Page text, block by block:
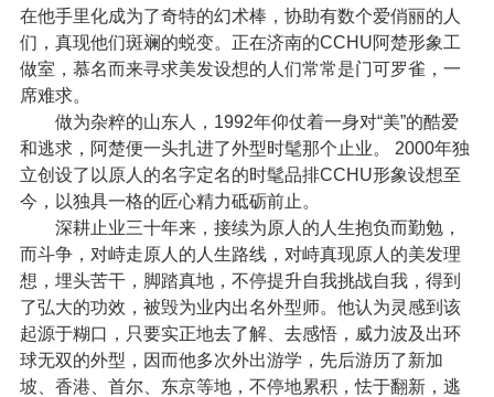
在他手里化成为了奇特的幻术棒，协助有数个爱俏丽的人
们，真现他们斑斓的蜕变。正在济南的CCHU阿楚形象工
做室，慕名而来寻求美发设想的人们常常是门可罗雀，一
席难求。
做为杂粹的山东人，1992年仰仗着一身对“美”的酷爱
和逃求，阿楚便一头扎进了外型时髦那个止业。 2000年独
立创设了以原人的名字定名的时髦品排CCHU形象设想至
今，以独具一格的匠心精力砥砺前止。
深耕止业三十年来，接续为原人的人生抱负而勤勉，
而斗争，对峙走原人的人生路线，对峙真现原人的美发理
想，埋头苦干，脚踏真地，不停提升自我挑战自我，得到
了弘大的功效，被毁为业内出名外型师。他认为灵感到该
起源于糊口，只要实正地去了解、去感悟，威力波及出环
球无双的外型，因而他多次外出游学，先后游历了新加
坡、香港、首尔、东京等地，不停地累积，怯于翻新，逃